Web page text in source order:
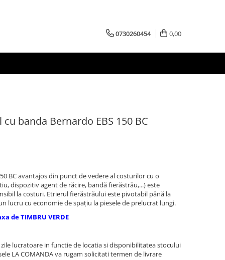
0730260454 0,00
banda Bernardo EBS 150 BC
BC avantajos din punct de vedere al costurilor cu o
dispozitiv agent de răcire, bandă fierăstrău,...) este
la costuri. Etrierul fierăstrăului este pivotabil până la
lucru cu economie de spaţiu la piesele de prelucrat lungi.
de TIMBRU VERDE
lucratoare in functie de locatia si disponibilitatea stocului
LA COMANDA va rugam solicitati termen de livrare